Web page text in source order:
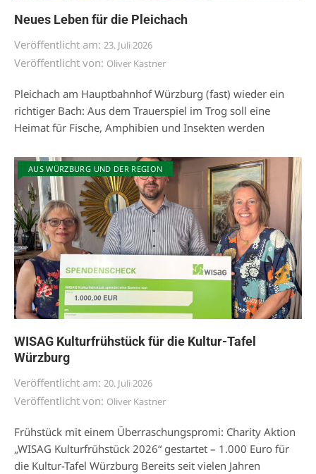
Neues Leben für die Pleichach
Veröffentlicht am: 23. Juli 2026
Veröffentlicht von: Oliver Kastner
Pleichach am Hauptbahnhof Würzburg (fast) wieder ein
richtiger Bach: Aus dem Trauerspiel im Trog soll eine
Heimat für Fische, Amphibien und Insekten werden
AUS WÜRZBURG UND DER REGION
WISAG Kulturfrühstück für die Kultur-Tafel
Würzburg
Veröffentlicht am: 20. Juli 2026
Veröffentlicht von: Oliver Kastner
Frühstück mit einem Überraschungspromi: Charity Aktion
„WISAG Kulturfrühstück 2026“ gestartet – 1.000 Euro für
die Kultur-Tafel Würzburg Bereits seit vielen Jahren